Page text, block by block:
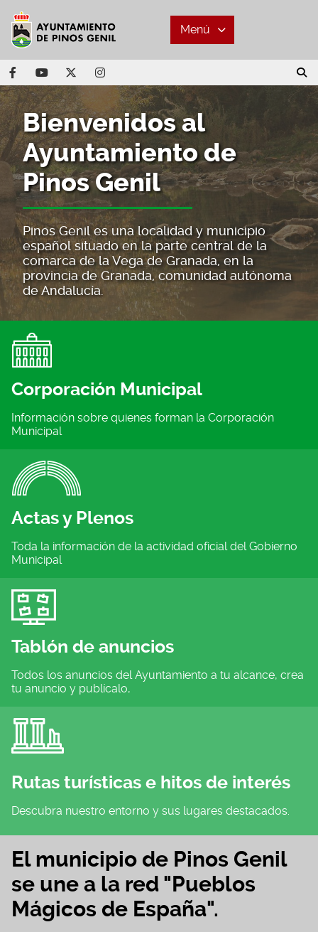
Menú
Bienvenidos al
Ayuntamiento de
Pinos Genil
Pinos Genil es una localidad y municipio
español situado en la parte central de la
comarca de la Vega de Granada, en la
provincia de Granada, comunidad autónoma
de Andalucía.
Corporación Municipal
Información sobre quienes forman la Corporación
Municipal
Actas y Plenos
Toda la información de la actividad oficial del Gobierno
Municipal
Tablón de anuncios
Todos los anuncios del Ayuntamiento a tu alcance, crea
tu anuncio y publícalo,
Rutas turísticas e hitos de interés
Descubra nuestro entorno y sus lugares destacados.
El municipio de Pinos Genil
se une a la red "Pueblos
Mágicos de España".